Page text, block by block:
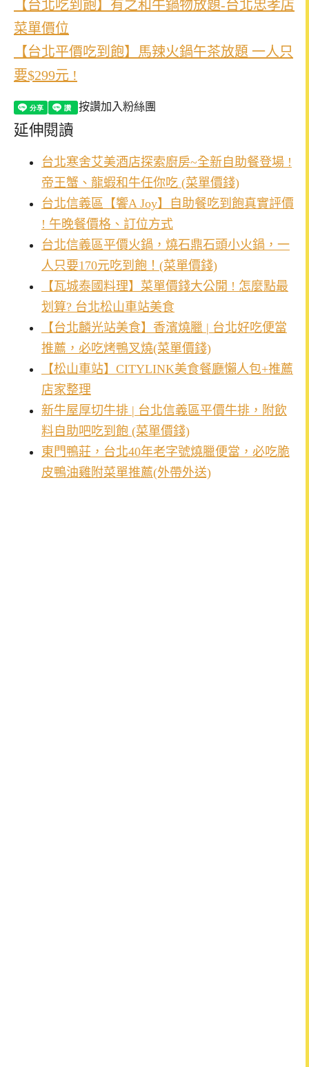
【台北吃到飽】有之和牛鍋物放題-台北忠孝店
菜單價位
【台北平價吃到飽】馬辣火鍋午茶放題 一人只
要$299元 !
按讚加入粉絲團
延伸閱讀
台北寒舍艾美酒店探索廚房~全新自助餐登場 !
帝王蟹、龍蝦和牛任你吃 (菜單價錢)
台北信義區【饗A Joy】自助餐吃到飽真實評價
! 午晚餐價格、訂位方式
台北信義區平價火鍋，燒石鼎石頭小火鍋，一
人只要170元吃到飽！(菜單價錢)
【瓦城泰國料理】菜單價錢大公開 ! 怎麼點最
划算? 台北松山車站美食
【台北麟光站美食】香濱燒臘 | 台北好吃便當
推薦，必吃烤鴨叉燒(菜單價錢)
【松山車站】CITYLINK美食餐廳懶人包+推薦
店家整理
新牛屋厚切牛排 | 台北信義區平價牛排，附飲
料自助吧吃到飽 (菜單價錢)
東門鴨莊，台北40年老字號燒臘便當，必吃脆
皮鴨油雞附菜單推薦(外帶外送)